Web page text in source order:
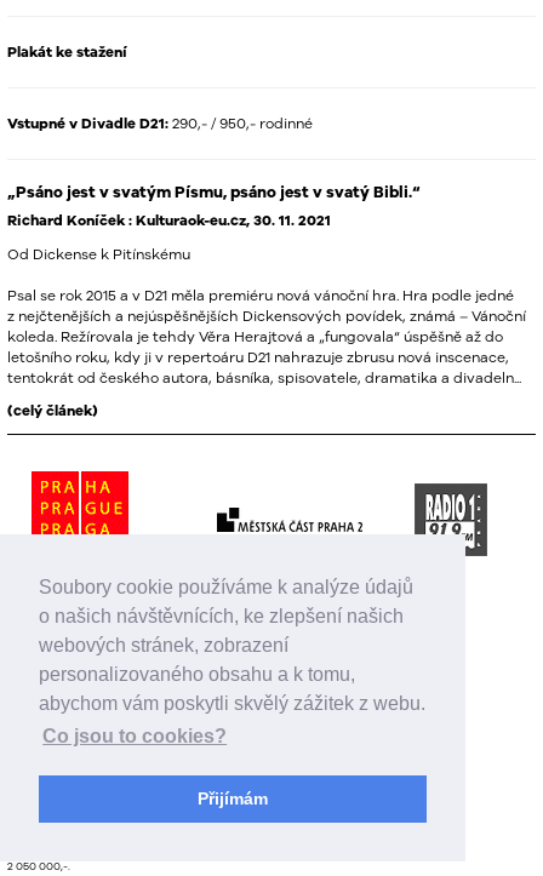
Soubory cookie používáme k analýze údajů
o našich návštěvnících, ke zlepšení našich
webových stránek, zobrazení
personalizovaného obsahu a k tomu,
abychom vám poskytli skvělý zážitek z webu.
Co jsou to cookies?
Přijímám
Plakát ke stažení
Vstupné v Divadle D21: 290,- / 950,- rodinné
„Psáno jest v svatým Písmu, psáno jest v svatý Bibli.“
Richard Koníček : Kulturaok-eu.cz, 30. 11. 2021
Od Dickense k Pitínskému
Psal se rok 2015 a v D21 měla premiéru nová vánoční hra. Hra podle jedné
z nejčtenějších a nejúspěšnějších Dickensových povídek, známá – Vánoční
koleda. Režírovala je tehdy Věra Herajtová a „fungovala“ úspěšně až do
letošního roku, kdy ji v repertoáru D21 nahrazuje zbrusu nová inscenace,
tentokrát od českého autora, básníka, spisovatele, dramatika a divadeln...
(celý článek)
2 050 000,-.